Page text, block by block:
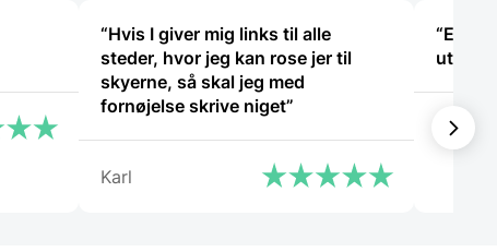
“Hvis I giver mig links til alle
steder, hvor jeg kan rose jer til
skyerne, så skal jeg med
fornøjelse skrive niget”
Karl
“Er
utrolig
Tina